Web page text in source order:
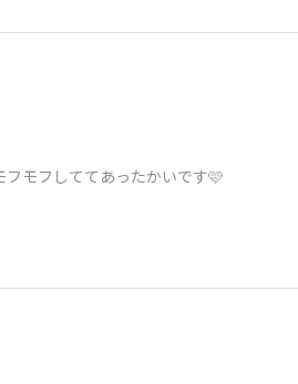
モフしててあったかいです🩷